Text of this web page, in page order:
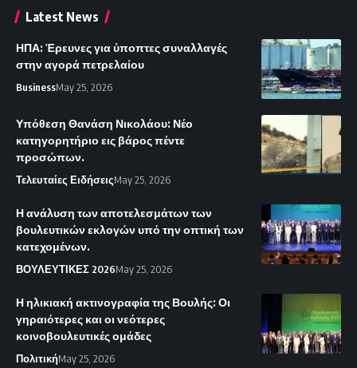
Latest News
ΗΠΑ: Έρευνες για ύποπτες συναλλαγές
στην αγορά πετρελαίου
BusinessMay 25, 2026
Υπόθεση Θανάση Νικολάου: Νέο
κατηγορητήριο εις βάρος πέντε
προσώπων.
Τελευταίες ΕιδήσειςMay 25, 2026
Η ανάλυση των αποτελεσμάτων των
βουλευτικών εκλογών υπό την οπτική των
κατεχομένων.
ΒΟΥΛΕΥΤΙΚΕΣ 2026May 25, 2026
Η ηλικιακή ακτινογραφία της Βουλής: Οι
γηραιότερες και οι νεότερες
κοινοβουλευτικές ομάδες
ΠολιτικήMay 25, 2026